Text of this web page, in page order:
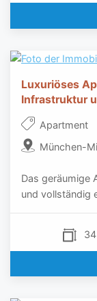
Luxuriöses
Infrastruktur
Apartment
München-
Das geräumige
und vollständig